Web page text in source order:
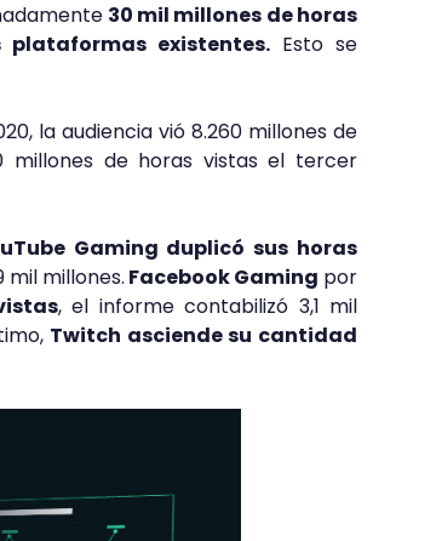
30 mil millones de horas
existentes. Esto se
la audiencia vió 8.260 millones de
millones de horas vistas el tercer
Gaming duplicó sus horas
mil millones. Facebook Gaming por
, el informe contabilizó 3,1 mil
Twitch asciende su cantidad